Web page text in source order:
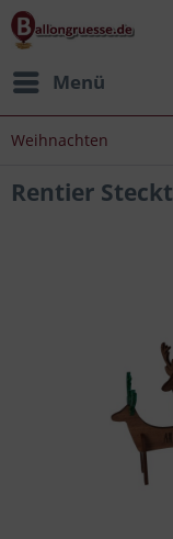
Menü
Weihnachten
Rentier